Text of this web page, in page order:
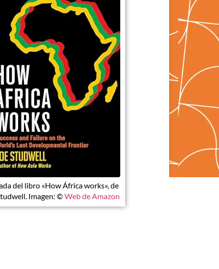
del libro «How África works», de
Imagen: ©Web de Amazon